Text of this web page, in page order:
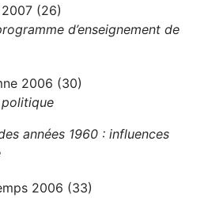
(26)
d’enseignement de
2006 (30)
années 1960 : influences
2006 (33)